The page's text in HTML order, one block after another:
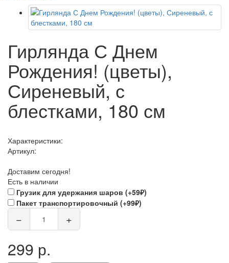
Гирлянда С Днем
Рождения! (цветы),
Сиреневый, с
блестками, 180 см
Характеристики:
Артикул:
Доставим сегодня!
Есть в наличии
Грузик для удержания шаров (+59₽)
Пакет транспортировочный (+99₽)
− +
299 р.